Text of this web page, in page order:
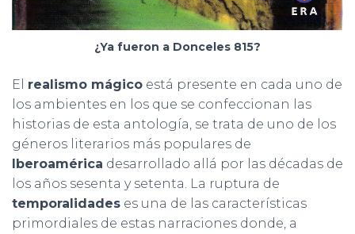
¿Ya fueron a Donceles 815?
El realismo mágico está presente en cada uno de
los ambientes en los que se confeccionan las
historias de esta antología, se trata de uno de los
géneros literarios más populares de
Iberoamérica desarrollado allá por las décadas de
los años sesenta y setenta. La ruptura de
temporalidades es una de las características
primordiales de estas narraciones donde, a